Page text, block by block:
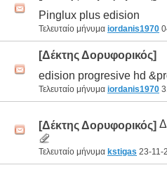
Pinglux plus edision
Τελευταίο μήνυμα iordanis1970
[Δέκτης Δορυφορικός]
edision progresive hd
Τελευταίο μήνυμα iordanis1970
[Δέκτης Δορυφορικός]
Τελευταίο μήνυμα kstigas 23-11-